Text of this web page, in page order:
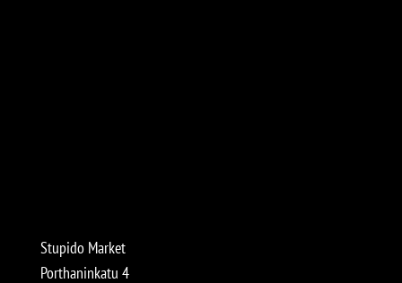
Stupido Market
Porthaninkatu 4